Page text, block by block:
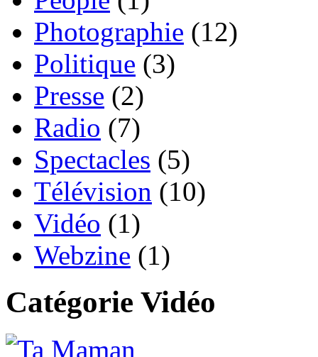
Photographie (12)
Politique (3)
Presse (2)
Radio (7)
Spectacles (5)
Télévision (10)
Vidéo (1)
Webzine (1)
Catégorie Vidéo